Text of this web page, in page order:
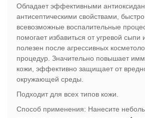
Обладает эффективными
антисептическими свойствами,
всевозможные воспалительные
помогает избавиться от угревой сыпи
полезен после агрессивных
процедур. Значительно повышает
кожи, эффективно защищает от
окружающей среды.
Подходит для всех типов кожи.
Способ применения: Нанесите